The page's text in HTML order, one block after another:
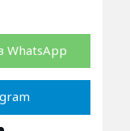
WhatsApp